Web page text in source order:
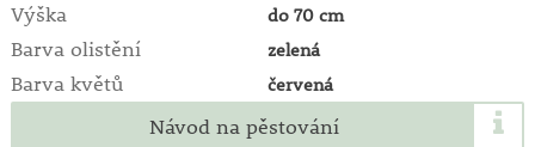
Výška do 70 cm
Barva olistění zelená
Barva květů červená
Návod na pěstování